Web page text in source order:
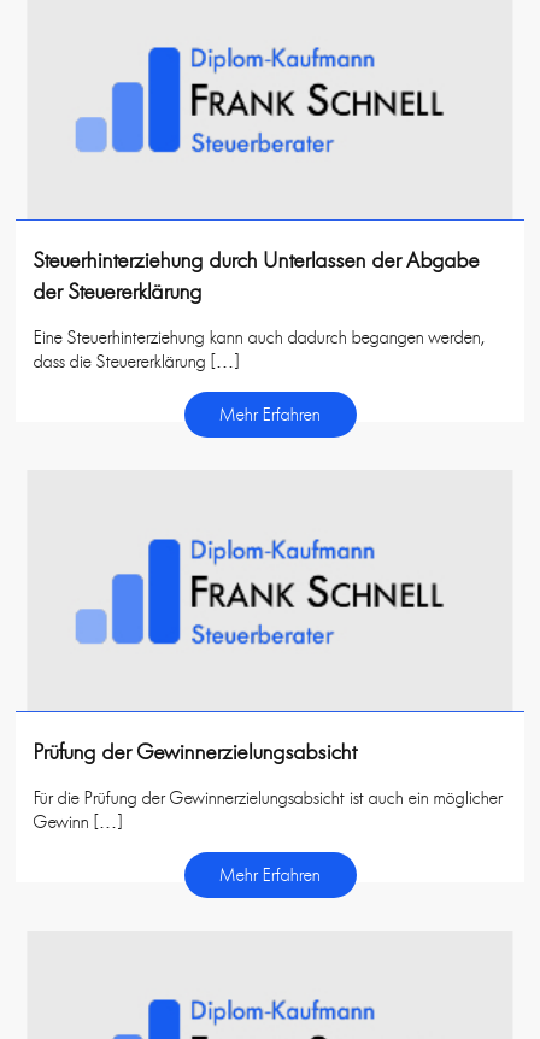
Steuerhinterziehung durch Unterlassen der Abgabe
der Steuererklärung
Eine Steuerhinterziehung kann auch dadurch begangen werden,
dass die Steuererklärung […]
Mehr Erfahren
Prüfung der Gewinnerzielungsabsicht
Für die Prüfung der Gewinnerzielungsabsicht ist auch ein möglicher
Gewinn […]
Mehr Erfahren